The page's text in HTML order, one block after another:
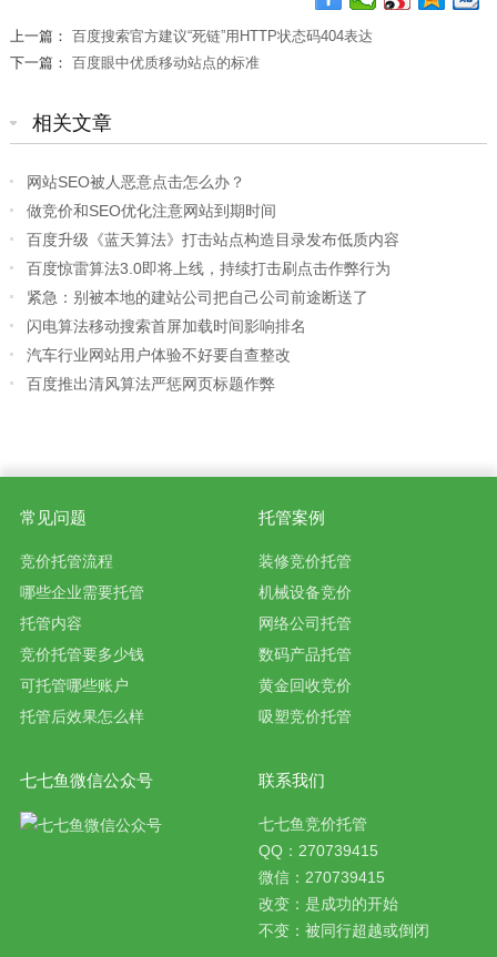
上一篇： 百度搜索官方建议“死链”用HTTP状态码404表达
下一篇： 百度眼中优质移动站点的标准
相关文章
网站SEO被人恶意点击怎么办？
做竞价和SEO优化注意网站到期时间
百度升级《蓝天算法》打击站点构造目录发布低质内容
百度惊雷算法3.0即将上线，持续打击刷点击作弊行为
紧急：别被本地的建站公司把自己公司前途断送了
闪电算法移动搜索首屏加载时间影响排名
汽车行业网站用户体验不好要自查整改
百度推出清风算法严惩网页标题作弊
常见问题
竞价托管流程
哪些企业需要托管
托管内容
竞价托管要多少钱
可托管哪些账户
托管后效果怎么样
托管案例
装修竞价托管
机械设备竞价
网络公司托管
数码产品托管
黄金回收竞价
吸塑竞价托管
七七鱼微信公众号 联系我们
七七鱼竞价托管
QQ：270739415
微信：270739415
改变：是成功的开始
不变：被同行超越或倒闭